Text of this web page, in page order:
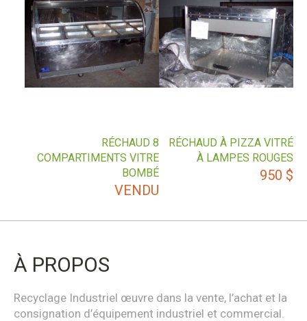
RÉCHAUD À PIZZA VITRÉ
À LAMPES ROUGES
950 $
RÉCHAUD 8
COMPARTIMENTS VITRE
BOMBÉ
VENDU
À PROPOS
Recyclage Industriel œuvre dans la vente, l’achat et la
consignation d’équipement industriel et commercial.